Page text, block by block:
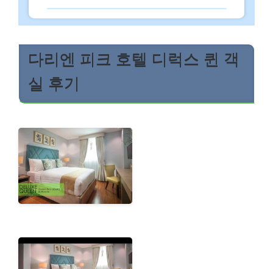
다리엔 피크 호텔 디럭스 퀸 객
실 후기